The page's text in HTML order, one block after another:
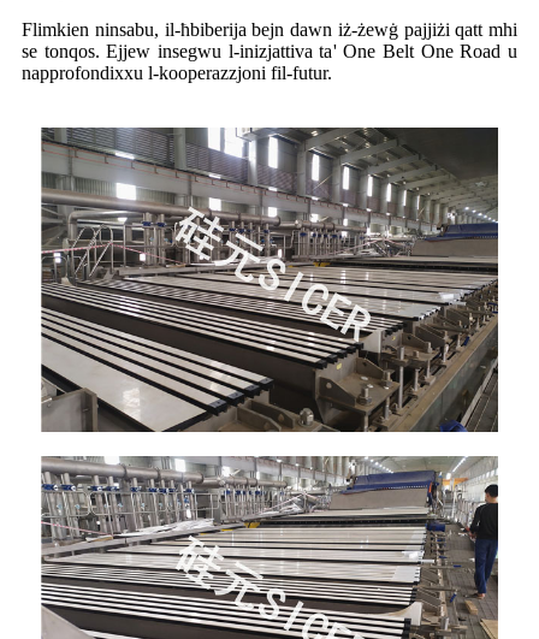
Flimkien ninsabu, il-ħbiberija bejn dawn iż-żewġ pajjiżi qatt mhi
se tonqos. Ejjew insegwu l-inizjattiva ta' One Belt One Road u
napprofondixxu l-kooperazzjoni fil-futur.